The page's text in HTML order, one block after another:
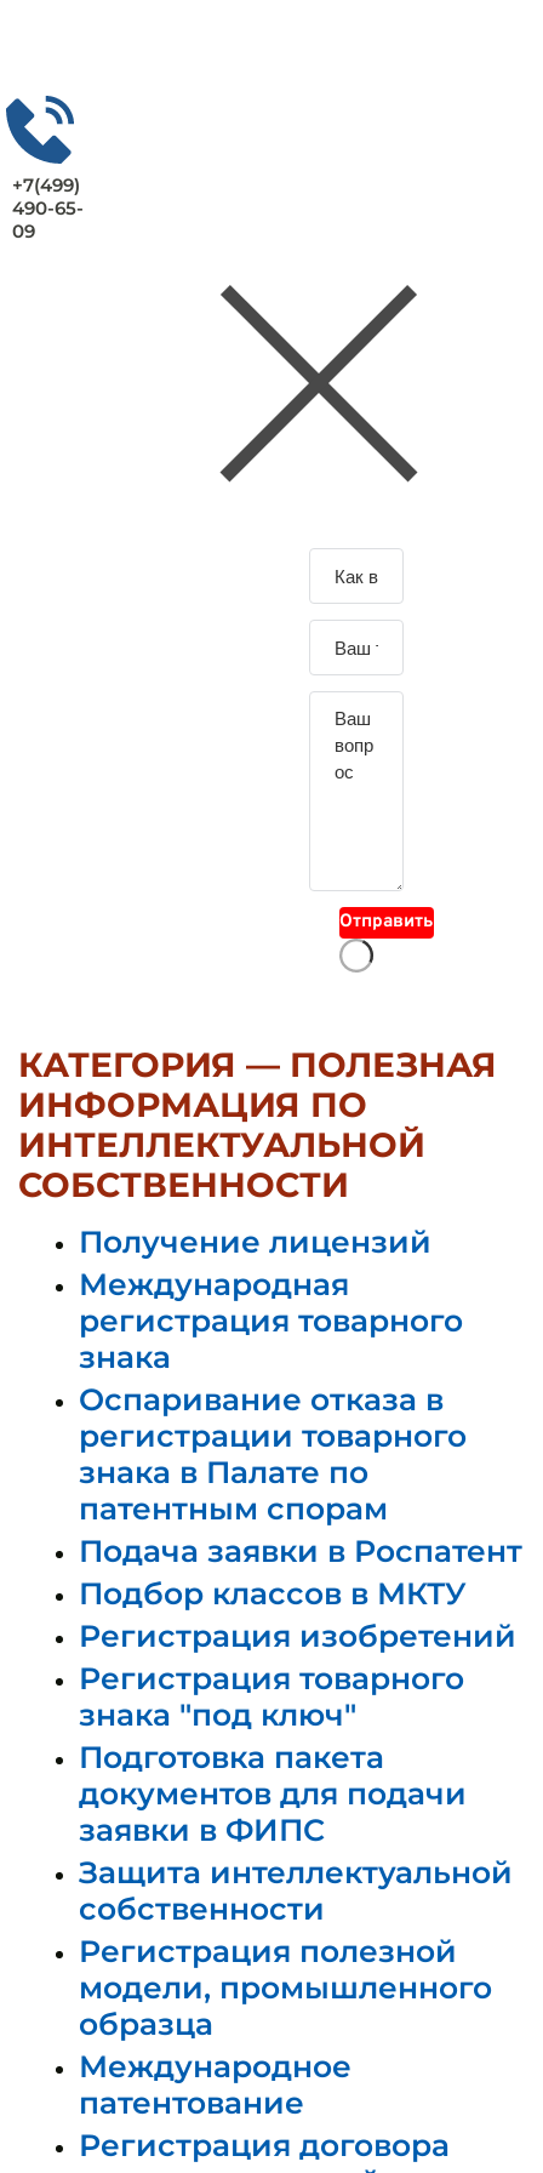
+7(499)
490-65-
09
Отправить
КАТЕГОРИЯ — ПОЛЕЗНАЯ
ИНФОРМАЦИЯ ПО
ИНТЕЛЛЕКТУАЛЬНОЙ
СОБСТВЕННОСТИ
Получение лицензий
Международная
регистрация товарного
знака
Оспаривание отказа в
регистрации товарного
знака в Палате по
патентным спорам
Подача заявки в Роспатент
Подбор классов в МКТУ
Регистрация изобретений
Регистрация товарного
знака "под ключ"
Подготовка пакета
документов для подачи
заявки в ФИПС
Защита интеллектуальной
собственности
Регистрация полезной
модели, промышленного
образца
Международное
патентование
Регистрация договора